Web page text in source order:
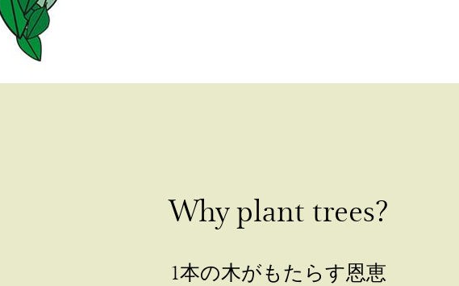
Why plant trees?
1本の木がもたらす恩恵